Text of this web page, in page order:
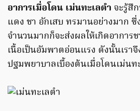
อาการเมื่อโดน เม่นทะเลตำ จะรู้สึ
แดง ชา อักเสบ ทรมานอย่างมาก
จำนวนมากก็จะส่งผลให้เกิดอาการ
เนื้อเป็นอัมพาตอ่อนแรง ดังนั้นเราจึ
ปฐมพยาบาลเบื้องต้นเมื่อโดนเม่นท